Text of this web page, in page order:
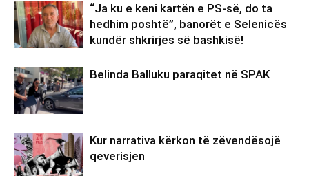
“Ja ku e keni kartën e PS-së, do ta
hedhim poshtë”, banorët e Selenicës
kundër shkrirjes së bashkisë!
Belinda Balluku paraqitet në SPAK
Kur narrativa kërkon të zëvendësojë
qeverisjen